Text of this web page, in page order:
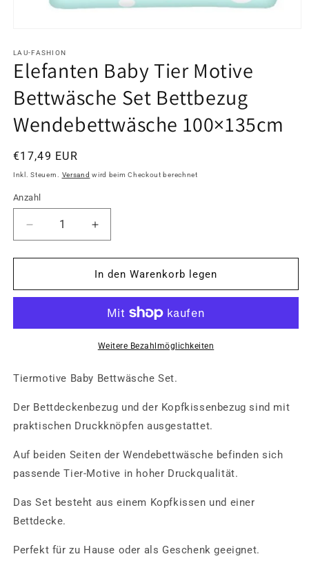
in
Modal
öffnen
LAU-FASHION
Elefanten Baby Tier Motive
Bettwäsche Set Bettbezug
Wendebettwäsche 100×135cm
Normaler
Preis
€17,49 EUR
Inkl. Steuern. Versand wird beim Checkout berechnet
Anzahl
Anzahl
Verringere
die
Menge
Elefanten
Motive
Bettbezug
100×135cm
Erhöhe
die
Menge
für
Elefanten
Tier
Motive
Bettwäsche
Bettbezug
100×135cm
In den Warenkorb legen
Weitere Bezahlmöglichkeiten
Tiermotive Baby Bettwäsche Set.
Der Bettdeckenbezug und der Kopfkissenbezug sind mit
praktischen Druckknöpfen ausgestattet.
Auf beiden Seiten der Wendebettwäsche befinden sich
passende Tier-Motive in hoher Druckqualität.
Das Set besteht aus einem Kopfkissen und einer
Bettdecke.
Perfekt für zu Hause oder als Geschenk geeignet.